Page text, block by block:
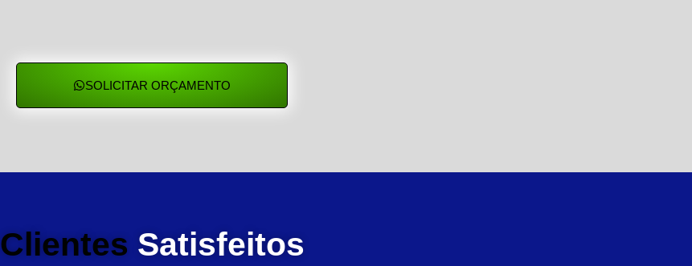
SOLICITAR ORÇAMENTO
Clientes Satisfeitos